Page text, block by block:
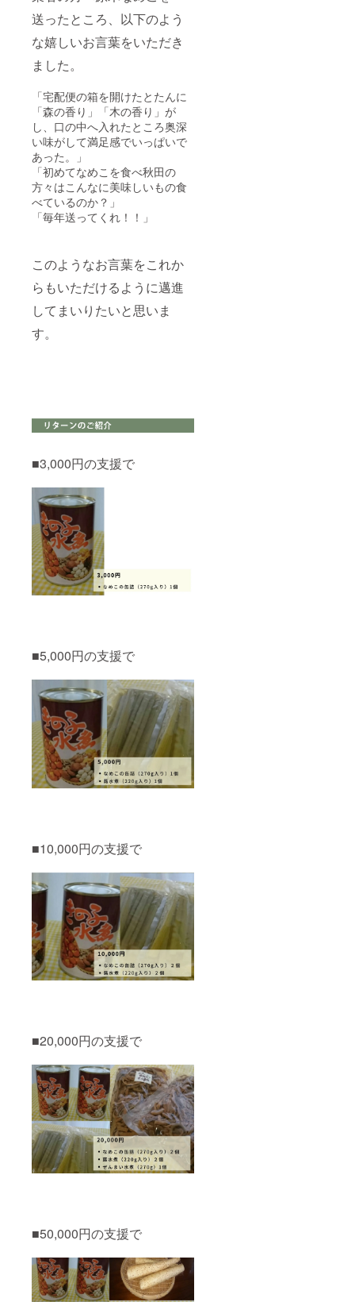
送ったところ、以下のよう
な嬉しいお言葉をいただき
ました。
「宅配便の箱を開けたとたんに
「森の香り」「木の香り」が
し、口の中へ入れたところ奥深
い味がして満足感でいっぱいで
あった。」
「初めてなめこを食べ秋田の
方々はこんなに美味しいもの食
べているのか？」
「毎年送ってくれ！！」
このようなお言葉をこれか
らもいただけるように邁進
してまいりたいと思いま
す。
■3,000円の支援で
■5,000円の支援で
■10,000円の支援で
■20,000円の支援で
■50,000円の支援で